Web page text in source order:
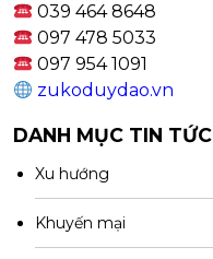
039 464 8648
097 478 5033
097 954 1091
zukoduydao.vn
DANH MỤC TIN TỨC
Xu hướng
Khuyến mại